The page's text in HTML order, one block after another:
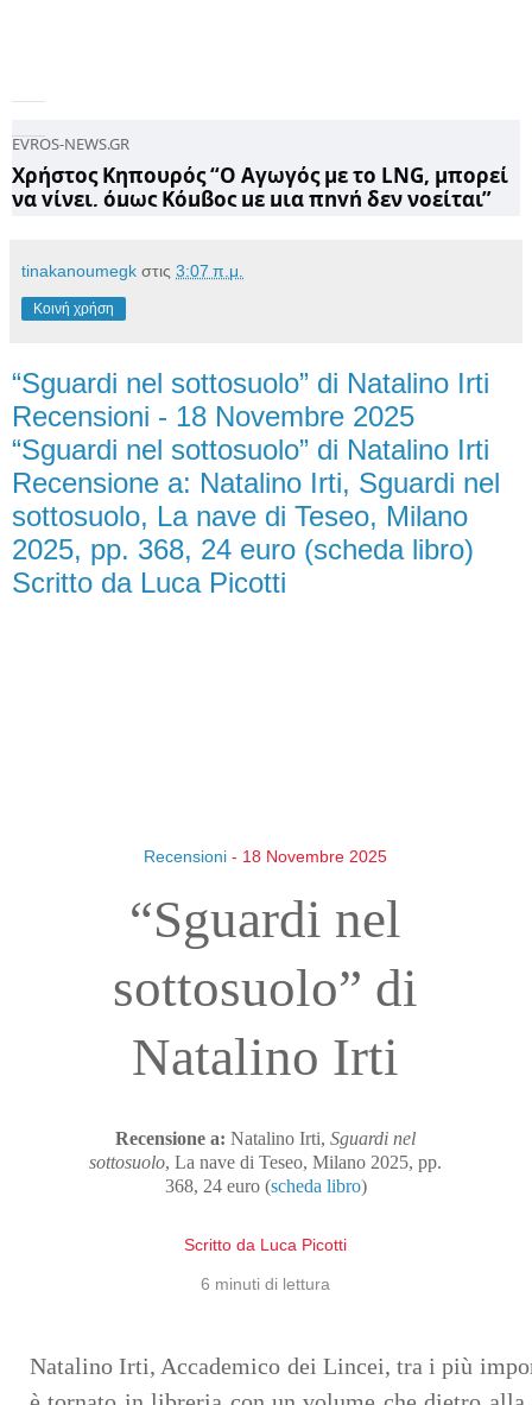
EVROS-NEWS.GR
Χρήστος Κηπουρός “Ο Αγωγός με το LNG, μπορεί
να γίνει, όμως Κόμβος με μια πηγή δεν νοείται”
tinakanoumegk στις 3:07 π.μ.
Κοινή χρήση
“Sguardi nel sottosuolo” di Natalino Irti
Recensioni - 18 Novembre 2025
“Sguardi nel sottosuolo” di Natalino Irti
Recensione a: Natalino Irti, Sguardi nel
sottosuolo, La nave di Teseo, Milano
2025, pp. 368, 24 euro (scheda libro)
Scritto da Luca Picotti
Recensioni - 18 Novembre 2025
“Sguardi nel
sottosuolo” di
Natalino Irti
Recensione a: Natalino Irti,Sguardi nel
sottosuolo, La nave di Teseo, Milano 2025, pp.
368, 24 euro (scheda libro)
Scritto da Luca Picotti
6 minuti di lettura
Natalino Irti, Accademico dei Lincei, tra i più